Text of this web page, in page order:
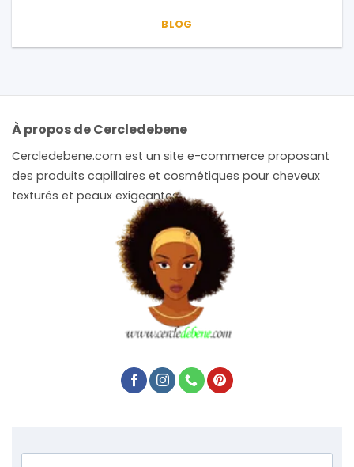
BLOG
À propos de Cercledebene
Cercledebene.com est un site e-commerce proposant
des produits capillaires et cosmétiques pour cheveux
texturés et peaux exigeantes.